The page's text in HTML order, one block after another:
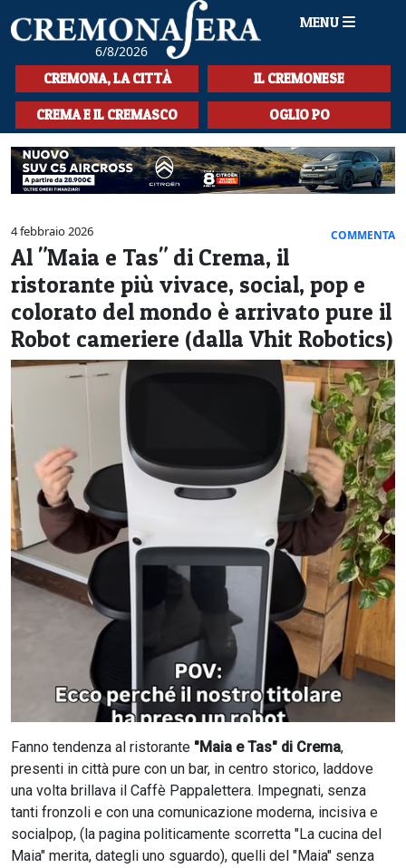
6/8/2026
MENU
HOME
CRONACA
SPORT
LA MUSICA
CULTURA
LA STORIA
SPETTACOLI
L'EDITORIALE
SEZIONI
CREMONA, LA CITTÀ IL CREMONESE
CREMA E IL CREMASCO OGLIO PO
4 febbraio 2026 COMMENTA
Al "Maia e Tas" di Crema, il
ristorante più vivace, social, pop e
colorato del mondo è arrivato pure il
Robot cameriere (dalla Vhit Robotics)
Fanno tendenza al ristorante "Maia e Tas" di Crema,
presenti in città pure con un bar, in centro storico, laddove
una volta brillava il Caffè Pappalettera. Impegnati, senza
tanti fronzoli e con una comunicazione moderna, incisiva e
socialpop, (la pagina politicamente scorretta "La cucina del
Maia" merita, dategli uno sguardo), quelli del "Maia" senza